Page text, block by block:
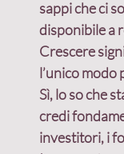
sappi che ci
disponibile a
Crescere
l’unico modo
Sì, lo so che
credi
investitori, i